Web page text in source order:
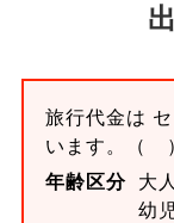
旅行代金は
います。
（
年齢区分
大
幼